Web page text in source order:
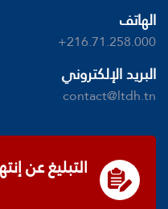
الهاتف
+216.71.258.000
البريد الإلكتروني
contact@ltdh.tn
التبليغ عن